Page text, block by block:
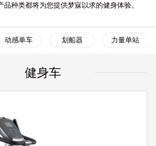
品种类都将为您提供梦寐以求的健身体验。
动感单车 划船器 力量单站
健身车